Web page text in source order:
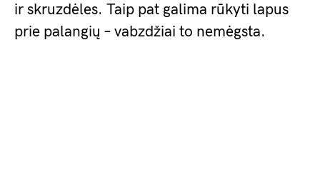
ir skruzdėles. Taip pat galima rūkyti lapus
prie palangių – vabzdžiai to nemėgsta.